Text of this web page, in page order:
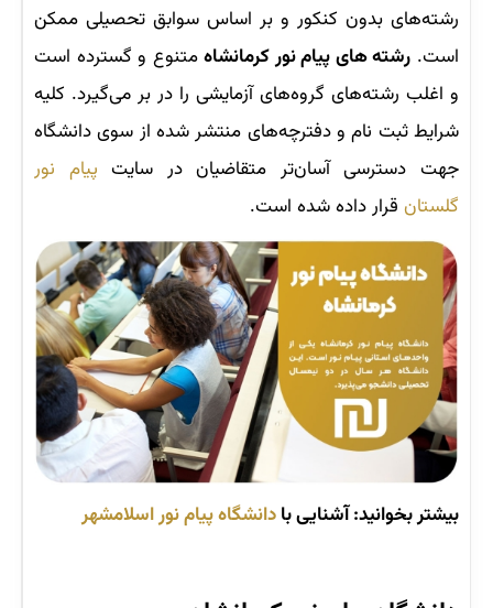
رشته‌های بدون کنکور و بر اساس سوابق تحصیلی ممکن
است. رشته های پیام نور کرمانشاهمتنوع و گسترده است
و اغلب رشته‌های گروه‌های آزمایشی را در بر می‌گیرد. کلیه
شرایط ثبت نام و دفترچه‌های منتشر شده از سوی دانشگاه
جهت دسترسی آسان‌تر متقاضیان در سایت پیام نور
گلستان قرار داده شده است.
بیشتر بخوانید: آشنایی بادانشگاه پیام نور اسلامشهر